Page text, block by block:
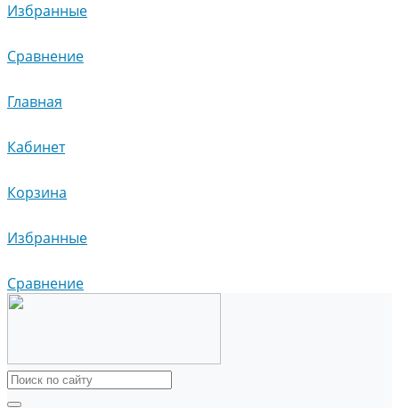
Избранные
Сравнение
Главная
Кабинет
Корзина
Избранные
Сравнение